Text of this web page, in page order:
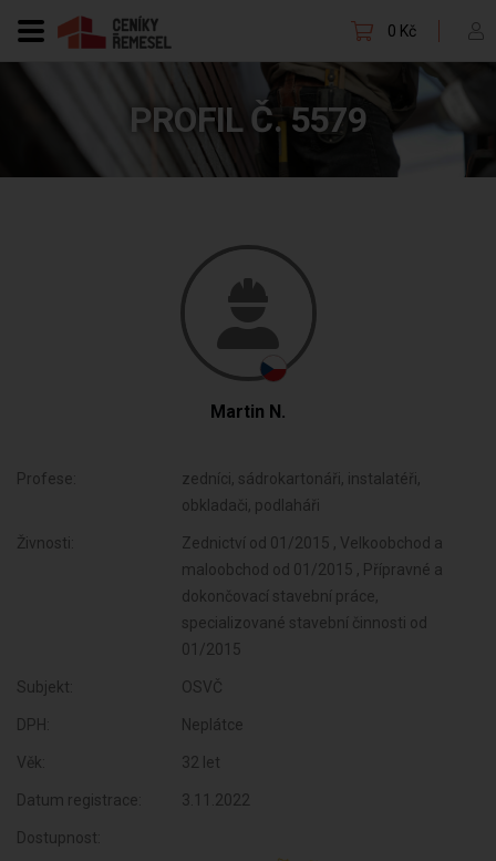
0 Kč
PROFIL Č. 5579
Martin N.
Profese:
zedníci, sádrokartonáři, instalatéři,
obkladači, podlaháři
Živnosti:
Zednictví od 01/2015 , Velkoobchod a
maloobchod od 01/2015 , Přípravné a
dokončovací stavební práce,
specializované stavební činnosti od
01/2015
Subjekt: OSVČ
DPH: Neplátce
Věk: 32 let
Datum registrace: 3.11.2022
Dostupnost: